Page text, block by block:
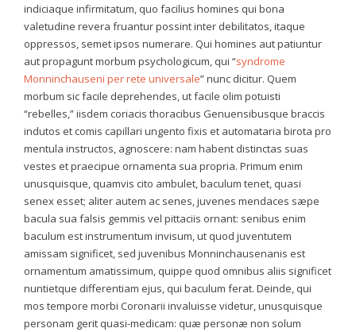
indiciaque infirmitatum, quo facilius homines qui bona
valetudine revera fruantur possint inter debilitatos, itaque
oppressos, semet ipsos numerare. Qui homines aut patiuntur
aut propagunt morbum psychologicum, qui “syndrome
Monninchauseni per rete universale” nunc dicitur. Quem
morbum sic facile deprehendes, ut facile olim potuisti
“rebelles,” iisdem coriacis thoracibus Genuensibusque braccis
indutos et comis capillari ungento fixis et automataria birota pro
mentula instructos, agnoscere: nam habent distinctas suas
vestes et praecipue ornamenta sua propria. Primum enim
unusquisque, quamvis cito ambulet, baculum tenet, quasi
senex esset; aliter autem ac senes, juvenes mendaces sæpe
bacula sua falsis gemmis vel pittaciis ornant: senibus enim
baculum est instrumentum invisum, ut quod juventutem
amissam significet, sed juvenibus Monninchausenanis est
ornamentum amatissimum, quippe quod omnibus aliis significet
nuntietque differentiam ejus, qui baculum ferat. Deinde, qui
mos tempore morbi Coronarii invaluisse videtur, unusquisque
personam gerit quasi-medicam: quæ personæ non solum